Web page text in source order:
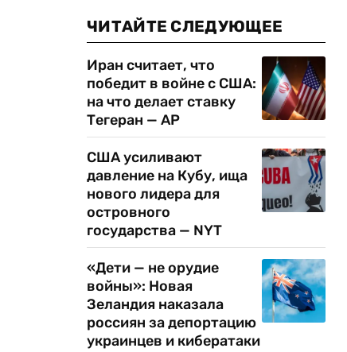
ЧИТАЙТЕ СЛЕДУЮЩЕЕ
Иран считает, что
победит в войне с США:
на что делает ставку
Тегеран — AP
США усиливают
давление на Кубу, ища
нового лидера для
островного
государства — NYT
«Дети — не орудие
войны»: Новая
Зеландия наказала
россиян за депортацию
украинцев и кибератаки